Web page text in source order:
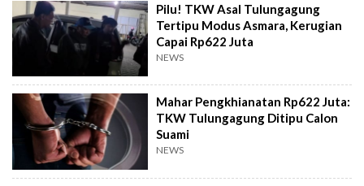
Pilu! TKW Asal Tulungagung
Tertipu Modus Asmara, Kerugian
Capai Rp622 Juta
NEWS
Mahar Pengkhianatan Rp622 Juta:
TKW Tulungagung Ditipu Calon
Suami
NEWS